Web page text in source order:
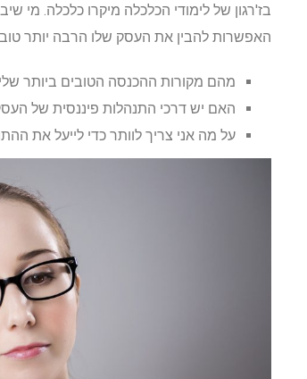
בז'רגון של לימודי הכלכלה מיקרו כלכלה. מי
האפשרות להבין את העסק שלו הרבה יותר טוב
מהם מקורות ההכנסה הטובים ביותר
האם יש דרכי התנהלות פיננסית של
על מה אני צריך לוותר כדי לייעל את